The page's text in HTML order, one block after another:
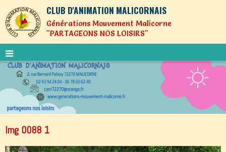
CLUB D'ANIMATION MALICORNAIS
Générations Mouvement Malicorne
"PARTAGEONS NOS LOISIRS"
Img 0088 1